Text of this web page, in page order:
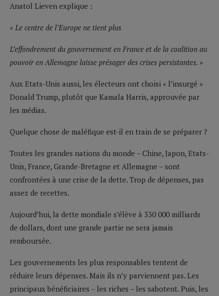
Anatol Lieven explique :
« Le centre de l’Europe ne tient plus
L’effondrement du gouvernement en France et de la coalition au
pouvoir en Allemagne laisse présager des crises persistantes. »
Aux Etats-Unis aussi, les électeurs ont choisi « l’insurgé »
Donald Trump, plutôt que Kamala Harris, approuvée par
les médias.
Quelque chose de maléfique est-il en train de se préparer ?
Toutes les grandes nations du monde – Chine, Japon, Etats-
Unis, France, Grande-Bretagne et Allemagne – sont
confrontées à une crise de la dette. Trop de dépenses, pas
assez de recettes.
Aujourd’hui, la dette mondiale s’élève à 330 000 milliards
de dollars, dont une grande partie ne sera jamais
remboursée.
Les gouvernements les plus responsables tentent de
réduire leurs dépenses. Mais ils n’y parviennent pas. Les
principaux bénéficiaires – les riches – les sabotent. Puis, les